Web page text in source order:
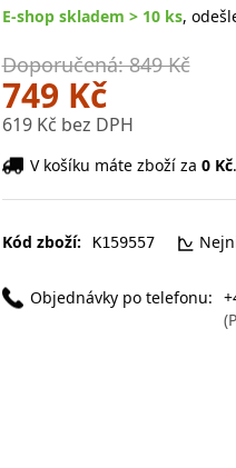
E-shop skladem > 10 ks,
Doporučená: 849 Kč
749 Kč
619 Kč bez DPH
V košíku máte zboží za 0 Kč
Kód zboží: K159557
Objednávky po telefonu: